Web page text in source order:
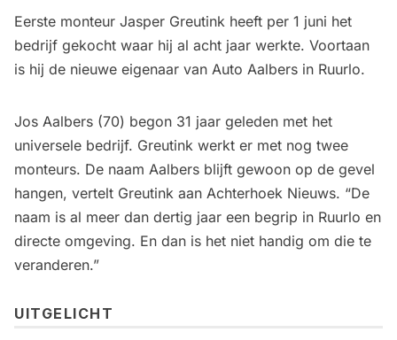
Eerste monteur Jasper Greutink heeft per 1 juni het
bedrijf gekocht waar hij al acht jaar werkte. Voortaan
is hij de nieuwe eigenaar van Auto Aalbers in Ruurlo.
Jos Aalbers (70) begon 31 jaar geleden met het
universele bedrijf. Greutink werkt er met nog twee
monteurs. De naam Aalbers blijft gewoon op de gevel
hangen, vertelt Greutink aan Achterhoek Nieuws. “De
naam is al meer dan dertig jaar een begrip in Ruurlo en
directe omgeving. En dan is het niet handig om die te
veranderen.”
UITGELICHT